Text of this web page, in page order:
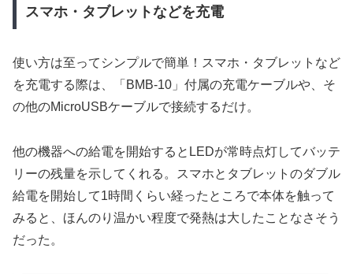
スマホ・タブレットなどを充電
使い方は至ってシンプルで簡単！スマホ・タブレットなど
を充電する際は、「BMB-10」付属の充電ケーブルや、そ
の他のMicroUSBケーブルで接続するだけ。
他の機器への給電を開始するとLEDが常時点灯してバッテ
リーの残量を示してくれる。スマホとタブレットのダブル
給電を開始して1時間くらい経ったところで本体を触って
みると、ほんのり温かい程度で発熱は大したことなさそう
だった。